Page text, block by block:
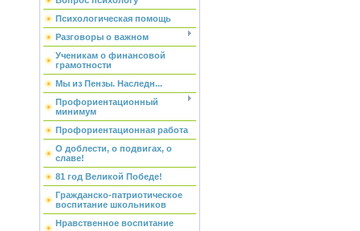
Психологическая помощь
Разговоры о важном
Ученикам о финансовой
грамотности
Мы из Пензы. Наследн...
Профориентационный
минимум
Профориентационная работа
О доблести, о подвигах, о
славе!
81 год Великой Победе!
Гражданско-патриотическое
воспитание школьников
Нравственное воспитание